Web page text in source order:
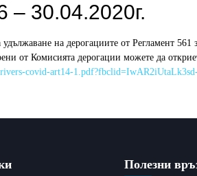
30.04.2020г.
на дерогациите от Регламент 561
от Комисията дерогации можете да
covid-art14-
Полезни